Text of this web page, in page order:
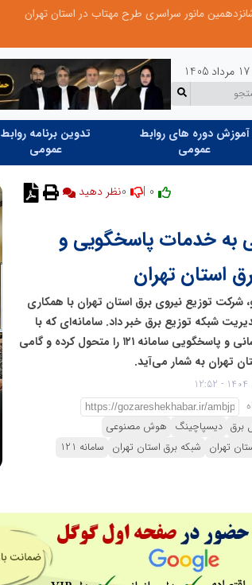
آموزش دوره های روابط
عمومی
تدوین برنامه روابط
عمومی
نظر دهید
به خدمات پاسخگویی و
استان تهران
شرکت توزیع نیروی برق استان تهران با همکاری
شبکه توزیع برق خبر داد. سامانه‌ای که با
بهره‌گیری از هوش مصنوعی، خدمات اطلاع‌رسانی و پاسخگویی سامانه ۱۲۱ را متحول کرده و گامی
تهران به شمار می‌آید.
برق دیسپاچینگ هوش مصنوعی
تهران شبکه برق استان تهران سامانه 121